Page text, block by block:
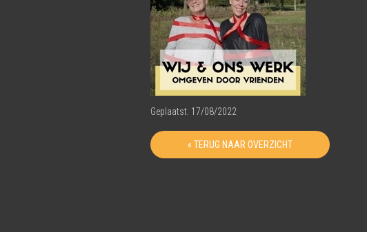
Geplaatst: 17/08/2022
« TERUG NAAR OVERZICHT